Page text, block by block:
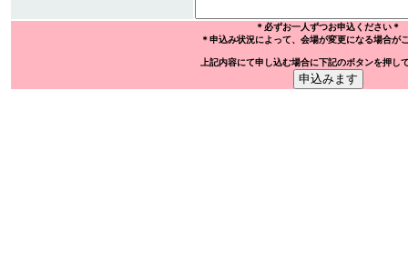
＊必ずお一人ずつお申込ください＊
＊申込み状況によって、会場が変更になる場合が
上記内容にて申し込む場合に下記のボタンを押し